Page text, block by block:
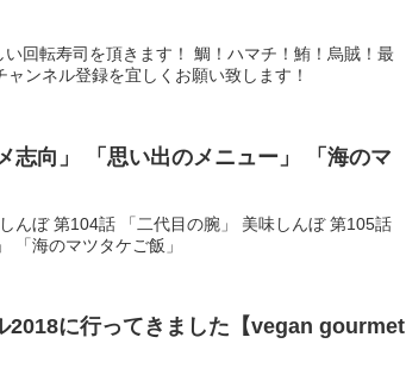
回転寿司を頂きます！ 鯛！ハマチ！鮪！烏賊！最
ンネル登録を宜しくお願い致します！
志向」 「思い出のメニュー」 「海のマ
んぼ 第104話 「二代目の腕」 美味しんぼ 第105話
「海のマツタケご飯」
に行ってきました【vegan gourmet